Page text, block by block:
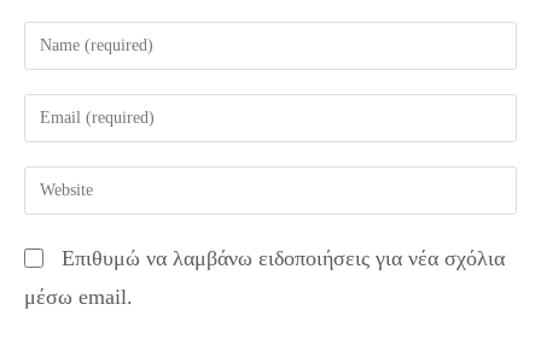
Enter
your
name
comment
Enter
your
email
address
comment
Enter
your
URL
(optional)
Επιθυμώ να λαμβάνω ειδοποιήσεις για νέα σχόλια
μέσω email.